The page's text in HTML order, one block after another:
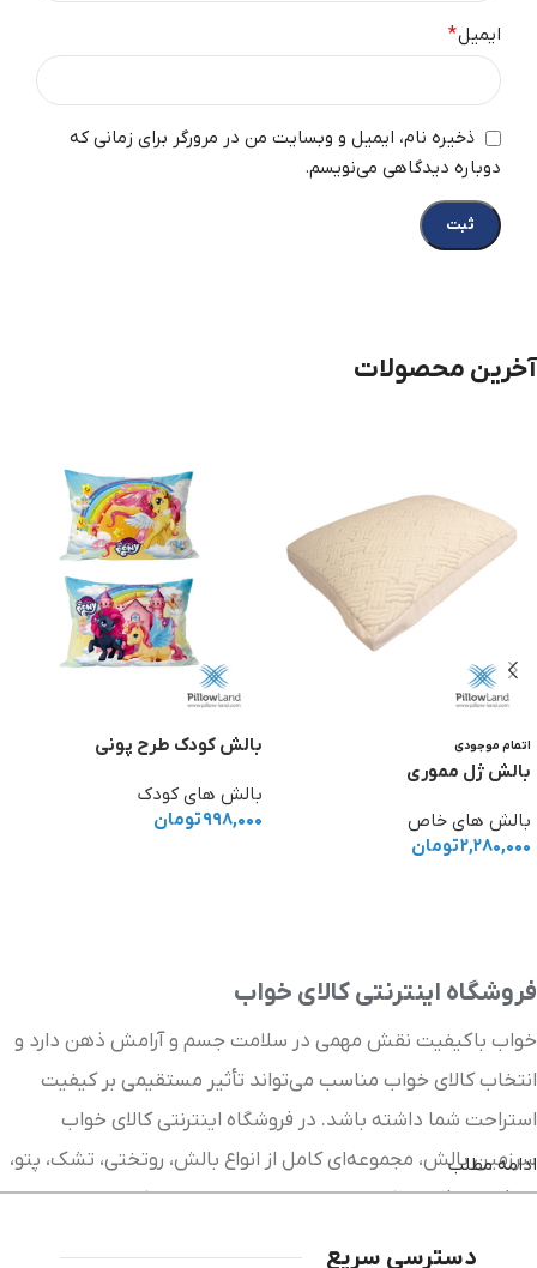
ایمیل*
ذخیره نام، ایمیل و وبسایت من در مرورگر برای زمانی که
دوباره دیدگاهی می‌نویسم.
آخرین محصولات
اتمام موجودی
بالش ژل مموری
بالش های خاص
۲,۲۸۰,۰۰۰تومان
بالش کودک طرح پونی
بالش های کودک
۹۹۸,۰۰۰تومان
فروشگاه اینترنتی کالای خواب
خواب باکیفیت نقش مهمی در سلامت جسم و آرامش ذهن دارد و
انتخاب کالای خواب مناسب می‌تواند تأثیر مستقیمی بر کیفیت
استراحت شما داشته باشد. در فروشگاه اینترنتی کالای خواب
سرزمین بالش، مجموعه‌ای کامل از انواع بالش، روتختی، تشک، پتو،
لحاف، محافظ تشک و سایر محصولات خواب را با کیفیت بالا و
ادامه مطلب
دسترسی سریع